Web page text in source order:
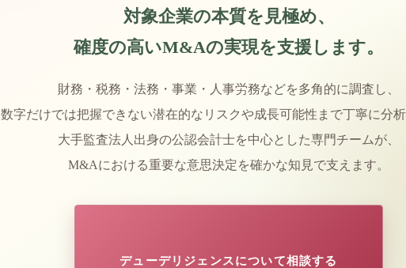
対象企業の本質を見極め、
確度の高いM&Aの実現を支援します。
財務・税務・法務・事業・人事労務などを多角的に調査し、
数字だけでは把握できない潜在的なリスクや成長可能性まで丁寧に分
大手監査法人出身の公認会計士を中心とした専門チームが、
M&Aにおける重要な意思決定を確かな知見で支えます。
デューデリジェンスについて相談する